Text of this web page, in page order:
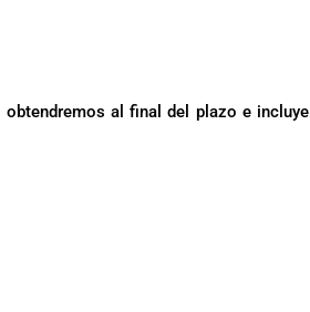
al final del plazo e incluye